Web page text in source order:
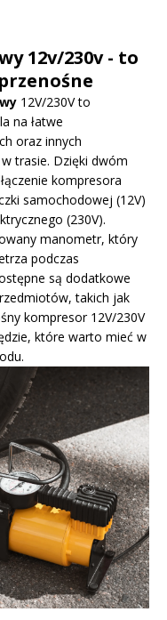
12v/230v - to
12V/230V to
na łatwe
oraz innych
trasie. Dzięki dwóm
kompresora
samochodowej (12V)
(230V).
manometr, który
podczas
są dodatkowe
takich jak
kompresor 12V/230V
które warto mieć w